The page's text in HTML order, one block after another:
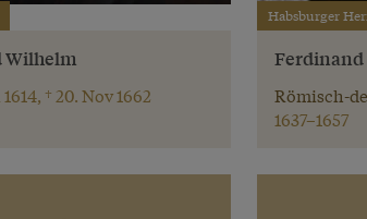
Wilhelm
† 20. Nov 1662
Habsburger
Römisch-
1637–1657